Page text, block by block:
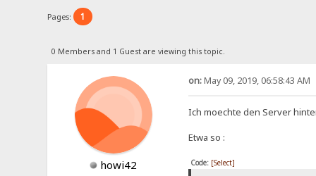
Pages: 1
0 Members and 1 Guest are viewing this topic.
howi42
on:May 09, 2019, 06:58:43 AM
Ich moechte den Server
Etwa so :
Code: [Select]